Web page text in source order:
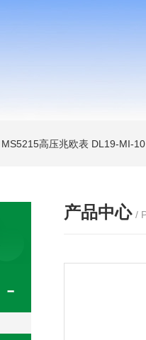
MS5215高压兆欧表 DL19-MI-
产品中心 /